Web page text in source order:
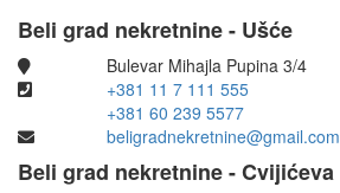
Beli grad nekretnine - Ušće
Bulevar Mihajla Pupina 3/4
+381 11 7 111 555
+381 60 239 5577
beligradnekretnine@gmail.com
Beli grad nekretnine - Cvijićeva